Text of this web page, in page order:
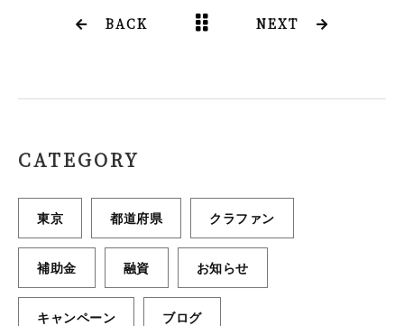
b
k
e
BACK NEXT
CATEGORY
東京 都道府県 クラファン
補助金 融資 お知らせ
キャンペーン ブログ